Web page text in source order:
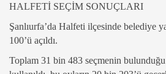
HALFETİ SEÇİM SONUÇLARI
Şanlıurfa’da Halfeti ilçesinde belediye
100’ü açıldı.
Toplam 31 bin 483 seçmenin